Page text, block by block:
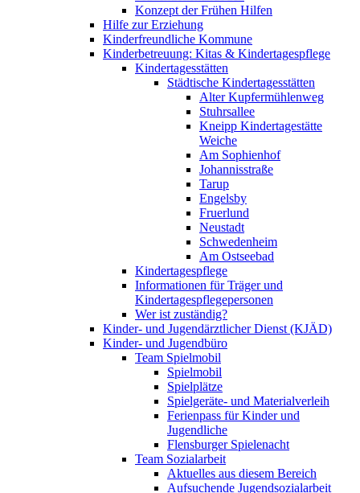
Konzept der Frühen Hilfen
Hilfe zur Erziehung
Kinderfreundliche Kommune
Kinderbetreuung: Kitas & Kindertagespflege
Kindertagesstätten
Städtische Kindertagesstätten
Alter Kupfermühlenweg
Stuhrsallee
Kneipp Kindertagestätte
Weiche
Am Sophienhof
Johannisstraße
Tarup
Engelsby
Fruerlund
Neustadt
Schwedenheim
Am Ostseebad
Kindertagespflege
Informationen für Träger und
Kindertagespflegepersonen
Wer ist zuständig?
Kinder- und Jugendärztlicher Dienst (KJÄD)
Kinder- und Jugendbüro
Team Spielmobil
Spielmobil
Spielplätze
Spielgeräte- und Materialverleih
Ferienpass für Kinder und
Jugendliche
Flensburger Spielenacht
Team Sozialarbeit
Aktuelles aus diesem Bereich
Aufsuchende Jugendsozialarbeit